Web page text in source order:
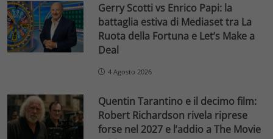
Gerry Scotti vs Enrico Papi: la
battaglia estiva di Mediaset tra La
Ruota della Fortuna e Let’s Make a
Deal
4 Agosto 2026
Quentin Tarantino e il decimo film:
Robert Richardson rivela riprese
forse nel 2027 e l’addio a The Movie